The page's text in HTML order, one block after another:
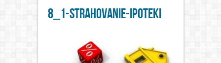
8_1-strahovanie-ipoteki